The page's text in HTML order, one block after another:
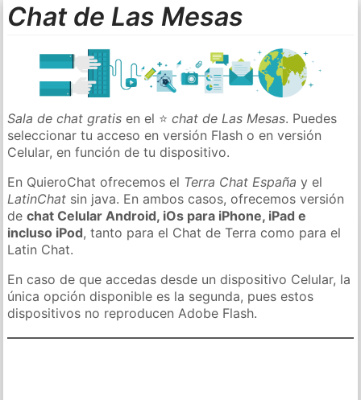
Chat de Las Mesas
Sala de chat gratis en el ⭐chat de Las Mesas. Puedes
seleccionar tu acceso en versión Flash o en versión
Celular, en función de tu dispositivo.
En QuieroChat ofrecemos el Terra Chat España y el
LatinChat sin java. En ambos casos, ofrecemos versión
dechat Celular Android, iOs para iPhone, iPad e
incluso iPod, tanto para el Chat de Terra como para el
Latin Chat.
En caso de que accedas desde un dispositivo Celular, la
única opción disponible es la segunda, pues estos
dispositivos no reproducen Adobe Flash.